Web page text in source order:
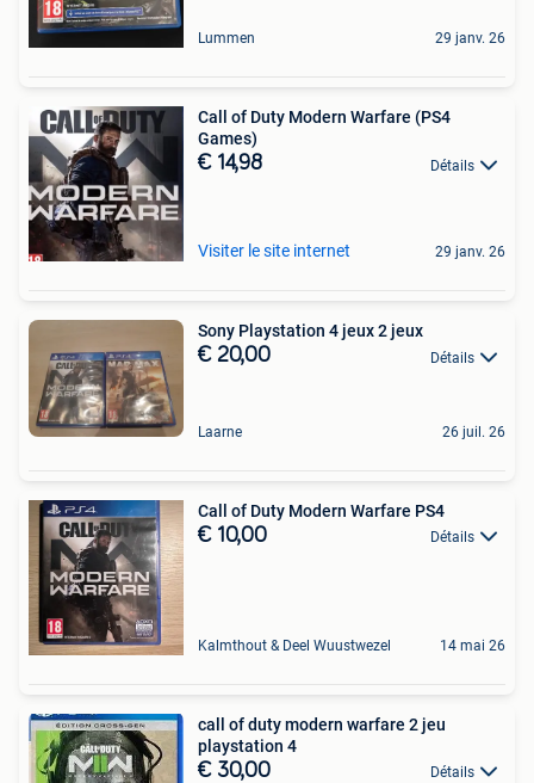
Lummen 29 janv. 26
Call of Duty Modern Warfare (PS4
Games)
€ 14,98 Détails
Visiter le site internet 29 janv. 26
Sony Playstation 4 jeux 2 jeux
€ 20,00 Détails
Laarne 26 juil. 26
Call of Duty Modern Warfare PS4
€ 10,00 Détails
Kalmthout & Deel Wuustwezel 14 mai 26
call of duty modern warfare 2 jeu
playstation 4
€ 30,00 Détails